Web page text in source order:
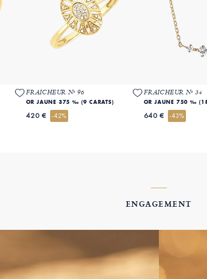
FRAICHEUR Nº 96
OR JAUNE 375 ‰ (9 CARATS)
420 € -42%
FRAICHEUR Nº 34
OR JAUNE 750 ‰ (18
640 € -43%
ENGAGEMENT